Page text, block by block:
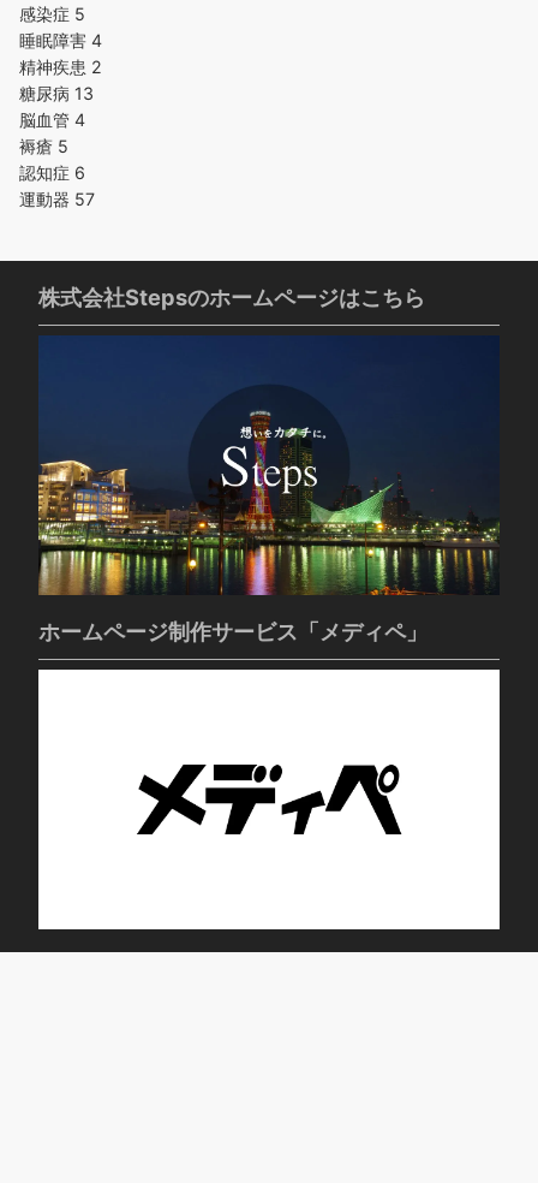
感染症 5
睡眠障害 4
精神疾患 2
糖尿病 13
脳血管 4
褥瘡 5
認知症 6
運動器 57
株式会社Stepsのホームページはこちら
ホームページ制作サービス「メディペ」